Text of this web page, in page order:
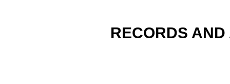
RECORDS